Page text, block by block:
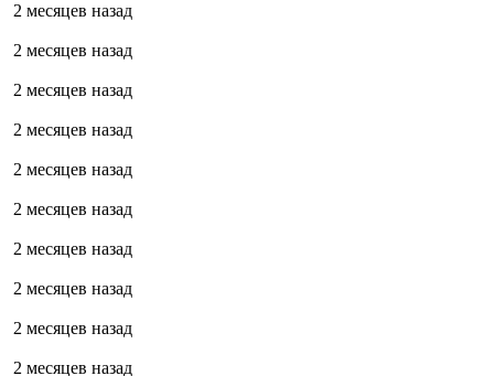
2 месяцев назад
2 месяцев назад
2 месяцев назад
2 месяцев назад
2 месяцев назад
2 месяцев назад
2 месяцев назад
2 месяцев назад
2 месяцев назад
2 месяцев назад